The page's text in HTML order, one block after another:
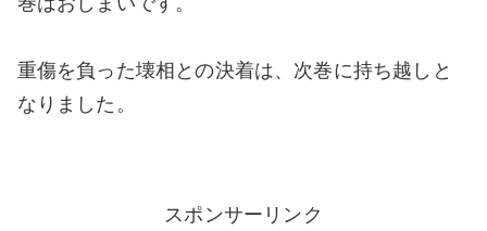
重傷を負った壊相との決着は、次巻に持ち越しと
なりました。
スポンサーリンク